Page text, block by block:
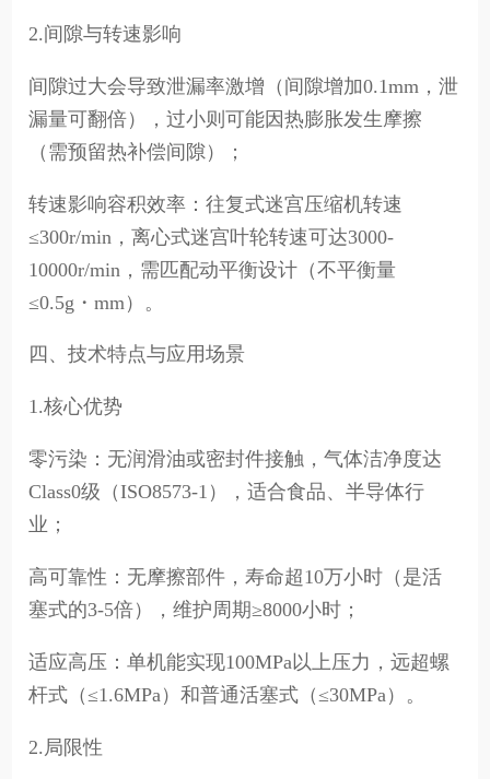
2.间隙与转速影响
间隙过大会导致泄漏率激增（间隙增加0.1mm，泄
漏量可翻倍），过小则可能因热膨胀发生摩擦
（需预留热补偿间隙）；
转速影响容积效率：往复式迷宫压缩机转速
≤300r/min，离心式迷宫叶轮转速可达3000-
10000r/min，需匹配动平衡设计（不平衡量
≤0.5g・mm）。
四、技术特点与应用场景
1.核心优势
零污染：无润滑油或密封件接触，气体洁净度达
Class0级（ISO8573-1），适合食品、半导体行
业；
高可靠性：无摩擦部件，寿命超10万小时（是活
塞式的3-5倍），维护周期≥8000小时；
适应高压：单机能实现100MPa以上压力，远超螺
杆式（≤1.6MPa）和普通活塞式（≤30MPa）。
2.局限性